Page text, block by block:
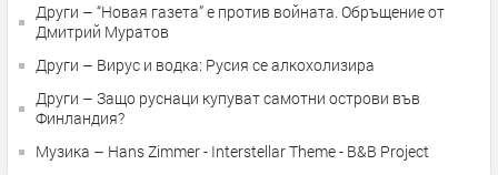
Други – “Новая газета” е против войната. Обръщение от
Дмитрий Муратов
Други – Вирус и водка: Русия се алкохолизира
Други – Защо руснаци купуват самотни острови във
Финландия?
Музика – Hans Zimmer - Interstellar Theme - B&B Project